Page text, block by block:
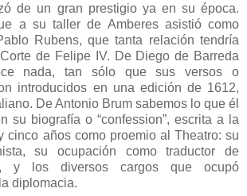
de un gran prestigio ya en su época.
a su taller de Amberes asistió como
Rubens, que tanta relación tendría
de Felipe IV. De Diego de Barreda
nada, tan sólo que sus versos o
introducidos en una edición de 1612,
De Antonio Brum sabemos lo que él
su biografía o “confession”, escrita a la
cinco años como proemio al Theatro: su
su ocupación como traductor de
y los diversos cargos que ocupó
diplomacia.